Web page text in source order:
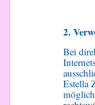
2.
Bei
Estella